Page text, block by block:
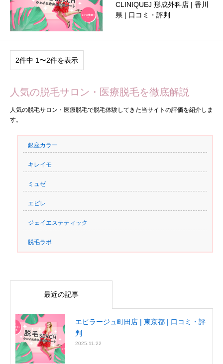
CLINIQUEJ 形成外科店 | 香川
県 | 口コミ・評判
2件中 1〜2件を表示
人気の脱毛サロン・医療脱毛を徹底解説
人気の脱毛サロン・医療脱毛で脱毛体験してきた当サイトの評価を紹介しま
す。
銀座カラー
キレイモ
ミュゼ
エピレ
ジェイエステティック
脱毛ラボ
最近の記事
エピラージュ町田店 | 東京都 | 口コミ・評
判
2025.11.22